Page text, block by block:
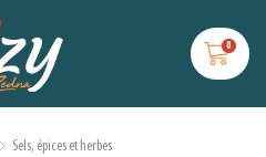
0
Sels, épices et herbes